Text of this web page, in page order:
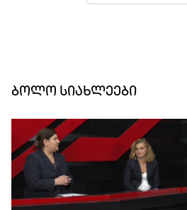
ბოლო სიახლეები